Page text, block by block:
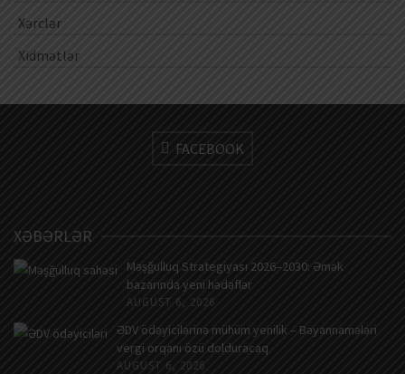
Xərclər
Xidmətlər
FACEBOOK
XƏBƏRLƏR
Məşğulluq Strategiyası 2026–2030: Əmək
bazarında yeni hədəflər
AUGUST 6, 2026
ƏDV ödəyicilərinə mühüm yenilik – Bəyannamələri
vergi orqanı özü dolduracaq
AUGUST 6, 2026